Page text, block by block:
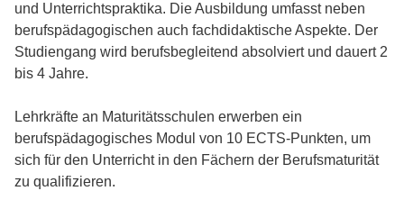
und Unterrichtspraktika. Die Ausbildung umfasst neben
berufspädagogischen auch fachdidaktische Aspekte. Der
Studiengang wird berufsbegleitend absolviert und dauert 2
bis 4 Jahre.
Lehrkräfte an Maturitätsschulen erwerben ein
berufspädagogisches Modul von 10 ECTS-Punkten, um
sich für den Unterricht in den Fächern der Berufsmaturität
zu qualifizieren.